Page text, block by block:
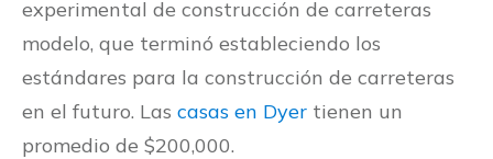
experimental de construcción de carreteras
modelo, que terminó estableciendo los
estándares para la construcción de carreteras
en el futuro. Las casas en Dyer tienen un
promedio de $200,000.